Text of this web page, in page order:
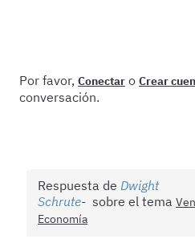
Por favor, Conectar o Crear
conversación.
Respuesta de Dwight
Schrute
sobre el tema
Economía